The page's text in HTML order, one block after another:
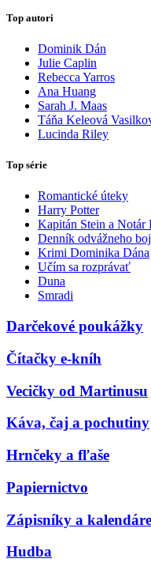
Top autori
Dominik Dán
Julie Caplin
Rebecca Yarros
Ana Huang
Sarah J. Maas
Táňa Keleová
Lucinda Riley
Top série
Romantické úteky
Harry Potter
Kapitán Stein a Notár
Denník odvážneho
Krimi Dominika Dána
Učím sa rozprávať
Duna
Smradi
Darčekové poukážky
Čítačky e-kníh
Vecičky od Martinusu
Káva, čaj a pochutiny
Hrnčeky a fľaše
Papiernictvo
Zápisníky a kalendáre
Hudba